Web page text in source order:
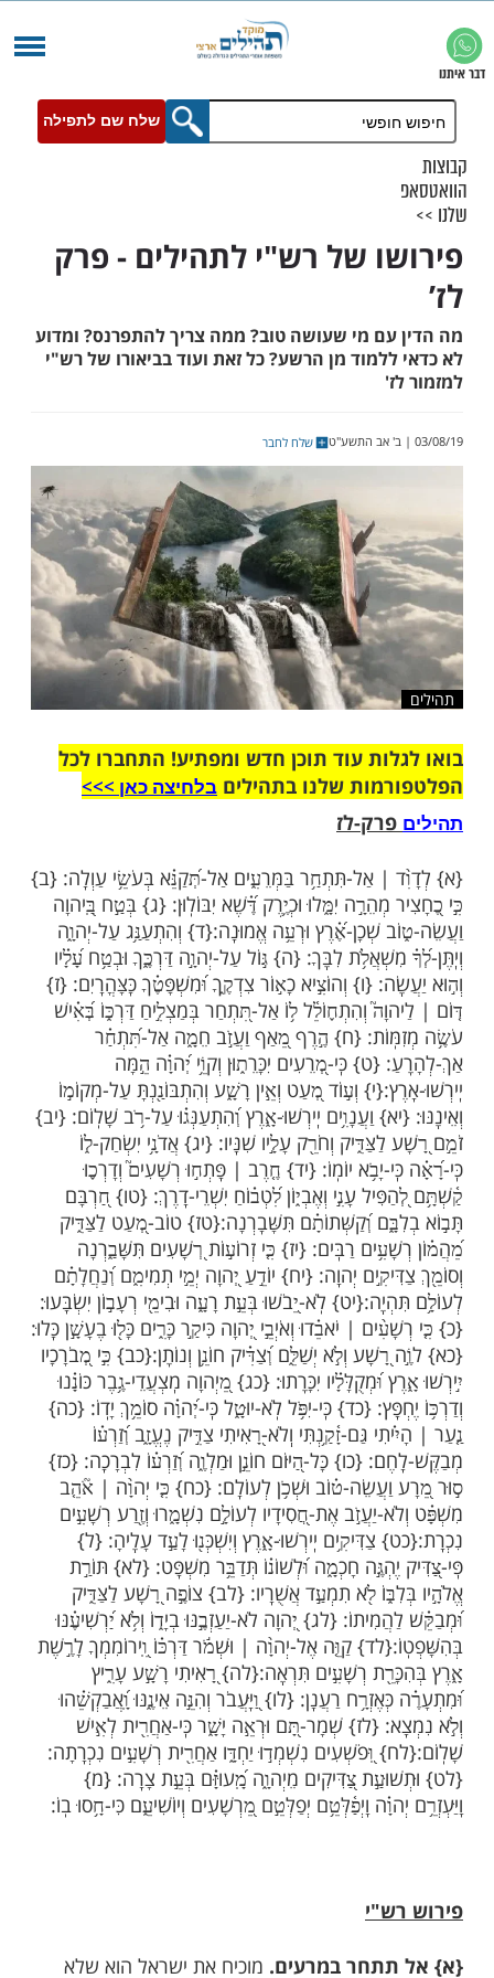
שלח שם לתפילה
של רש"י לתהילים - פרק
מן הרשע? כל זאת ועוד בביאורו של רש"י
שלח לחבר
עוד תוכן חדש ומפתיע! התחברו לכל
שלנו בתהיליםבלחיצה כאן >>>​
לז
אַל-תִּתְחַ֥ר בַּמְּרֵעִ֑ים אַל-תְּ֝קַנֵּ֗א בְּעֹשֵׂ֥י עַוְלָֽה: {ב}
יִמָּ֑לוּ וּכְיֶ֥רֶק דֶּ֝֗שֶׁא יִבּוֹלֽוּן: {ג} בְּטַ֣ח בַּֽ֭יהוָה
שְׁכָן-אֶ֝֗רֶץ וּרְעֵ֥ה אֱמוּנָֽה:{ד} וְהִתְעַנַּ֥ג עַל-יְהוָ֑ה
לִבֶּֽךָ: {ה} גּ֣וֹל עַל-יְהוָ֣ה דַּרְכֶּ֑ךָ וּבְטַ֥ח עָ֝לָ֗יו
{ו} וְהוֹצִ֣יא כָא֣וֹר צִדְקֶ֑ךָ וּ֝מִשְׁפָּטֶ֗ךָ כַּֽצָּהֳרָֽיִם: {ז}
וְהִתְח֪וֹלֵ֫ל ל֥וֹ אַל-תִּ֭תְחַר בְּמַצְלִ֣יחַ דַּרְכּ֑וֹ בְּ֝אִ֗ישׁ
{ח} הֶ֣רֶף מֵ֭אַף וַעֲזֹ֣ב חֵמָ֑ה אַל-תִּ֝תְחַ֗ר
כִּֽי-מְ֭רֵעִים יִכָּרֵת֑וּן וְקוֵֹ֥י יְ֝הוָ֗ה הֵ֣מָּה
וְע֣וֹד מְ֭עַט וְאֵ֣ין רָשָׁ֑ע וְהִתְבּוֹנַ֖נְתָּ עַל-מְקוֹמ֣וֹ
וַעֲנָוִ֥ים יִֽירְשׁוּ-אָ֑רֶץ וְ֝הִתְעַנְּג֗וּ עַל-רֹ֥ב שָׁלֽוֹם: {יב}
וְחֹרֵ֖ק עָלָ֣יו שִׁנָּֽיו: {יג} אֲדֹנָ֥י יִשְׂחַק-ל֑וֹ
יָבֹ֥א יוֹמֽוֹ: {יד} חֶ֤רֶב | פָּֽתְח֣וּ רְשָׁעִים֮ וְדָרְכ֪וּ
עָנִ֣י וְאֶבְי֑וֹן לִ֝טְב֗וֹחַ יִשְׁרֵי-דָֽרֶךְ: {טו} חַ֭רְבָּם
וְ֝קַשְּׁתוֹתָ֗ם תִּשָּׁבַֽרְנָה:{טז} טוֹב-מְ֭עַט לַצַּדִּ֑יק
רַבִּֽים: {יז} כִּ֤י זְרוֹע֣וֹת רְ֭שָׁעִים תִּשָּׁבַ֑רְנָה
יְהוָֽה: {יח} יוֹדֵ֣עַ יְ֭הוָה יְמֵ֣י תְמִימִ֑ם וְ֝נַחֲלָתָ֗ם
לֹֽא-יֵ֭בֹשׁוּ בְּעֵ֣ת רָעָ֑ה וּבִימֵ֖י רְעָב֣וֹן יִשְׂבָּֽעוּ:
| יֹאבֵ֗דוּ וְאֹיְבֵ֣י יְ֭הוָה כִּיקַ֣ר כָּרִ֑ים כָּל֖וּ בֶעָשָׁ֣ן כָּֽלוּ:
וְלֹ֣א יְשַׁלֵּ֑ם וְ֝צַדִּ֗יק חוֹנֵ֥ן וְנוֹתֵֽן:{כב} כִּ֣י מְ֭בֹרָכָיו
וּ֝מְקֻלָּלָ֗יו יִכָּרֵֽתוּ: {כג} מֵ֭יְהוָה מִֽצְעֲדֵי-גֶ֥בֶר כּוֹנָ֗נוּ
{כד} כִּֽי-יִפֹּ֥ל לֹֽא-יוּטָ֑ל כִּֽי-יְ֝הוָ֗ה סוֹמֵ֥ךְ יָדֽוֹ: {כה}
גַּם-זָ֫קַ֥נְתִּי וְֽלֹא-רָ֭אִיתִי צַדִּ֣יק נֶעֱזָ֑ב וְ֝זַרְע֗וֹ
{כו} כָּל-הַ֭יּוֹם חוֹנֵ֣ן וּמַלְוֶ֑ה וְ֝זַרְע֗וֹ לִבְרָכָֽה: {כז}
צַדִּיקִ֥ים יִֽירְשׁוּ-אָ֑רֶץ וְיִשְׁכְּנ֖וּ לָעַ֣ד עָלֶֽיהָ: {ל}
חָכְמָ֑ה וּ֝לְשׁוֹנ֗וֹ תְּדַבֵּ֥ר מִשְׁפָּֽט: {לא} תּוֹרַ֣ת